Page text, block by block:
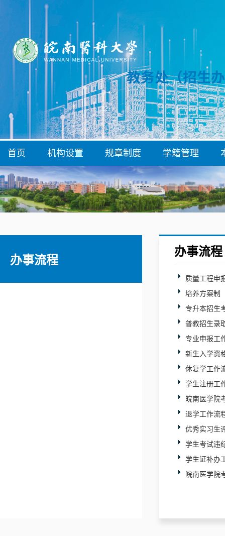
首页 机构设置 规章制度 学籍管理
办事流程
办事流程
质量工程申
培养方案制
专升本招生
普教招生录
专业申报工
新生入学资
休复学工作
学生注册工
皖南医学院
退学工作流
优秀实习生
学生考试违
学生证补办
皖南医学院